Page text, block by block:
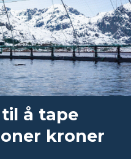
å tape
kroner